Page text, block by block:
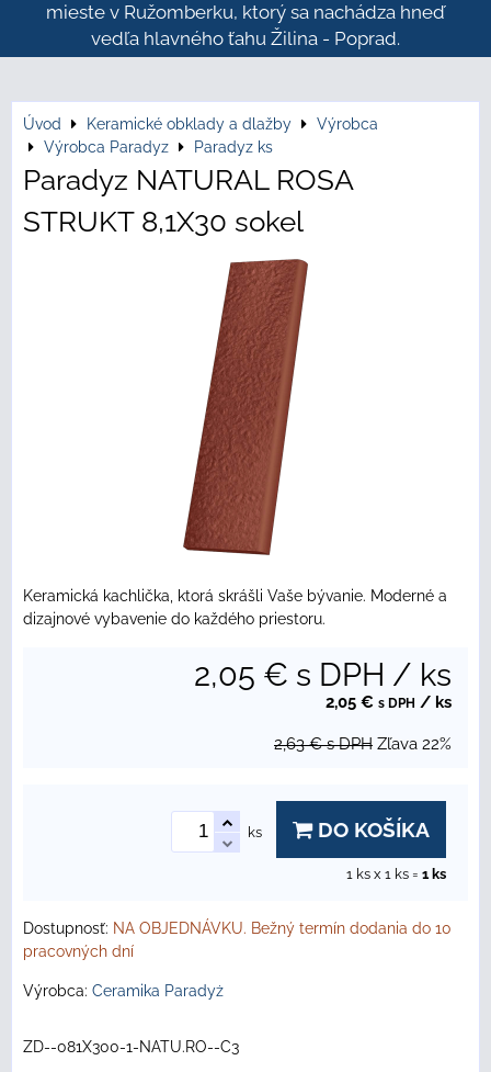
mieste v Ružomberku, ktorý sa nachádza hneď
vedľa hlavného ťahu Žilina - Poprad.
Úvod Keramické obklady a dlažby
Výrobca
Výrobca Paradyz
Paradyz ks
Paradyz NATURAL ROSA
STRUKT 8,1X30 sokel
Keramická kachlička, ktorá skrášli Vaše bývanie. Moderné a
dizajnové vybavenie do každého priestoru.
2,05 € s DPH / ks
2,05 € s DPH / ks
2,63 € s DPH Zľava 22%
ks DO KOŠÍKA
1 ks x 1 ks = 1ks
Dostupnosť: NA OBJEDNÁVKU. Bežný termín dodania do 10
pracovných dní
Výrobca: Ceramika Paradyż
ZD--081X300-1-NATU.RO--C3